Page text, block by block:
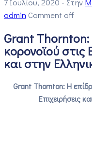
admin Comment off
Grant
κορονοϊού στις
και στην
Grant Thornton: Η
Επιχειρήσεις